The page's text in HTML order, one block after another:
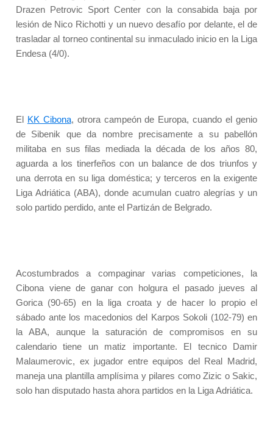
Drazen Petrovic Sport Center con la consabida baja por
lesión de Nico Richotti y un nuevo desafío por delante, el de
trasladar al torneo continental su inmaculado inicio en la Liga
Endesa (4/0).
El KK Cibona, otrora campeón de Europa, cuando el genio
de Sibenik que da nombre precisamente a su pabellón
militaba en sus filas mediada la década de los años 80,
aguarda a los tinerfeños con un balance de dos triunfos y
una derrota en su liga doméstica; y terceros en la exigente
Liga Adriática (ABA), donde acumulan cuatro alegrías y un
solo partido perdido, ante el Partizán de Belgrado.
Acostumbrados a compaginar varias competiciones, la
Cibona viene de ganar con holgura el pasado jueves al
Gorica (90-65) en la liga croata y de hacer lo propio el
sábado ante los macedonios del Karpos Sokoli (102-79) en
la ABA, aunque la saturación de compromisos en su
calendario tiene un matiz importante. El tecnico Damir
Malaumerovic, ex jugador entre equipos del Real Madrid,
maneja una plantilla amplísima y pilares como Zizic o Sakic,
solo han disputado hasta ahora partidos en la Liga Adriática.